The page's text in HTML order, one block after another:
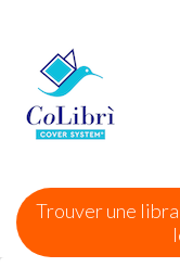
Trouver une